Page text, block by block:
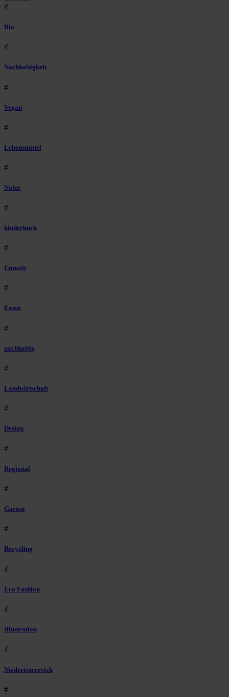
#
Bio
#
Nachhaltigkeit
#
Vegan
#
Lebensmittel
#
Natur
#
kinderbuch
#
Umwelt
#
Essen
#
nachhaltig
#
Landwirtschaft
#
Design
#
Regional
#
Garten
#
Recycling
#
Eco Fashion
#
Illustration
#
Niederösterreich
#